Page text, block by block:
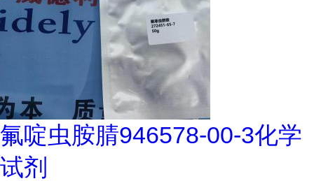
氟啶虫胺腈946578-00-3化学
试剂